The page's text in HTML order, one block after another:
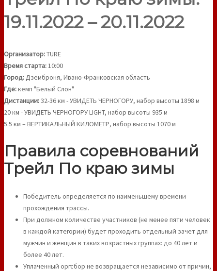
19.11.2022 – 20.11.2022
Организатор:TURE
Время старта:10:00
Город:Дземброня, Ивано-Франковская область
Где:кемп "Белый Слон"
Дистанции:32-36 км - УВИДЕТЬ ЧЕРНОГОРУ, набор высоты 1898 м
20 км - УВИДЕТЬ ЧЕРНОГОРУ LIGHT, набор высоты 935 м
5.5 км – ВЕРТИКАЛЬНЫЙ КИЛОМЕТР, набор высоты 1070 м
Правила соревнований
Трейл По краю зимы
Победитель определяется по наименьшему времени
прохождения трассы.
При должном количестве участников (не менее пяти человек
в каждой категории) будет проходить отдельный зачет для
мужчин и женщин в таких возрастных группах: до 40 лет и
более 40 лет.
Уплаченный оргсбор не возвращается независимо от причин,